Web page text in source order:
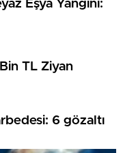
Eşya Yangını:
Bin TL Ziyan
6 gözaltı